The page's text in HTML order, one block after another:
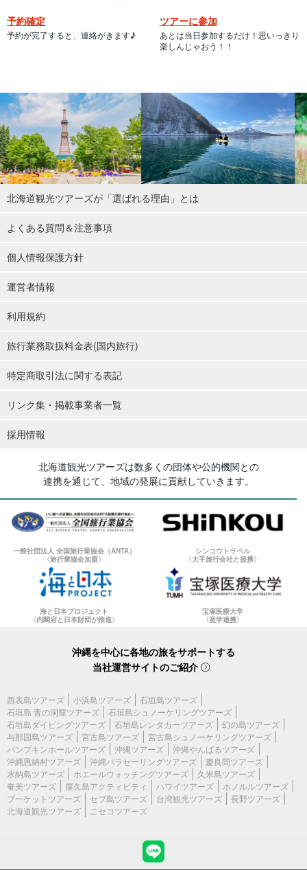
予約確定
予約が完了すると、連絡がきます♪
ツアーに参加
あとは当日参加するだけ！思いっきり
楽しんじゃおう！！
北海道観光ツアーズが「選ばれる理由」とは
よくある質問＆注意事項
個人情報保護方針
運営者情報
利用規約
旅行業務取扱料金表(国内旅行)
特定商取引法に関する表記
リンク集・掲載事業者一覧
採用情報
北海道観光ツアーズは数多くの団体や公的機関との
連携を通じて、地域の発展に貢献していきます。
一般社団法人 全国旅行業協会（ANTA）
〈旅行業協会加盟〉
シンコウトラベル
〈大手旅行会社と提携〉
海と日本プロジェクト
〈内閣府と日本財団が推進〉
宝塚医療大学
〈産学連携〉
沖縄を中心に各地の旅をサポートする
当社運営サイトのご紹介
西表島ツアーズ 小浜島ツアーズ
石垣島ツアーズ
石垣島 青の洞窟ツアーズ
石垣島シュノーケリングツアーズ
石垣島ダイビングツアーズ
石垣島レンタカーツアーズ
幻の島ツアーズ
与那国島ツアーズ
宮古島ツアーズ
宮古島シュノーケリングツアーズ
パンプキンホールツアーズ
沖縄ツアーズ
沖縄やんばるツアーズ
沖縄恩納村ツアーズ
沖縄パラセーリングツアーズ
慶良間ツアーズ
水納島ツアーズ
ホエールウォッチングツアーズ
久米島ツアーズ
奄美ツアーズ
屋久島アクティビティ ハワイツアーズ
ホノルルツアーズ
プーケットツアーズ
セブ島ツアーズ 台湾観光ツアーズ
長野ツアーズ
北海道観光ツアーズ
ニセコツアーズ